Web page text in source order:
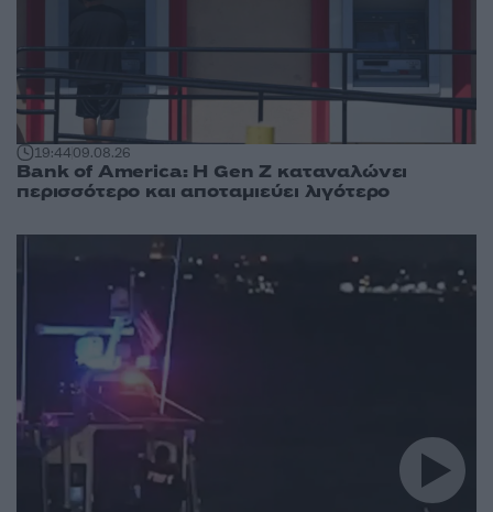
19:4409.08.26
Bank of America: Η Gen Z καταναλώνει
περισσότερο και αποταμιεύει λιγότερο